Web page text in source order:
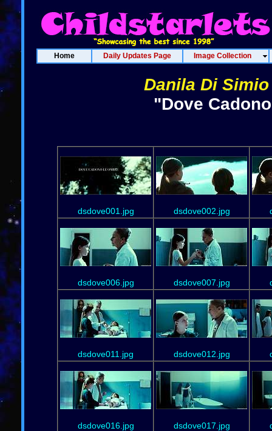
Home Daily Updates Page Image Collection
Danila Di Simio
"Dove
dsdove001.jpg dsdove002.jpg
dsdove006.jpg dsdove007.jpg
dsdove011.jpg dsdove012.jpg
dsdove016.jpg dsdove017.jpg